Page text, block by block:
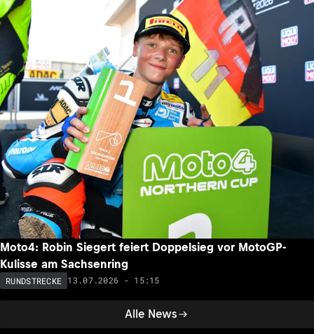
Alle News
Moto4: Robin Siegert feiert Doppelsieg vor MotoGP-
Kulisse am Sachsenring
RUNDSTRECKE 13.07.2026 - 15:15